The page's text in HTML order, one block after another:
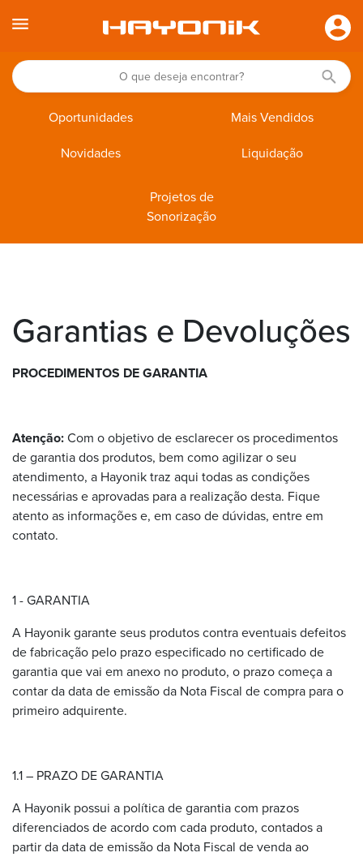
Oportunidades Mais Vendidos
Novidades Liquidação
Projetos de
Sonorização
Garantias e Devoluções
PROCEDIMENTOS DE GARANTIA
Atenção: Com o objetivo de esclarecer os procedimentos
de garantia dos produtos, bem como agilizar o seu
atendimento, a Hayonik traz aqui todas as condições
necessárias e aprovadas para a realização desta. Fique
atento as informações e, em caso de dúvidas, entre em
contato.
1 - GARANTIA
A Hayonik garante seus produtos contra eventuais defeitos
de fabricação pelo prazo especificado no certificado de
garantia que vai em anexo no produto, o prazo começa a
contar da data de emissão da Nota Fiscal de compra para o
primeiro adquirente.
1.1 – PRAZO DE GARANTIA
A Hayonik possui a política de garantia com prazos
diferenciados de acordo com cada produto, contados a
partir da data de emissão da Nota Fiscal de venda ao